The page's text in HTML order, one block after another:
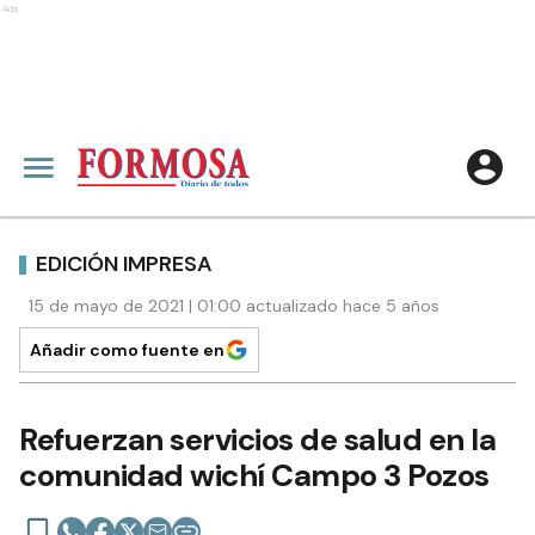
Ads
EDICIÓN IMPRESA
15 de mayo de 2021 | 01:00 actualizado hace 5 años
Añadir como fuente en
Refuerzan servicios de salud en la
comunidad wichí Campo 3 Pozos